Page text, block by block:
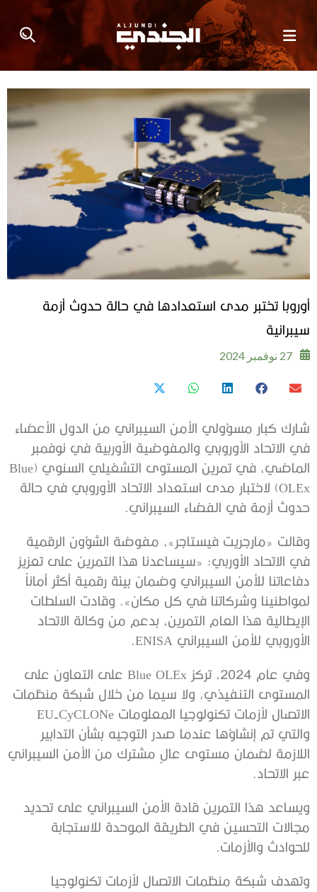
أوروبا تختبر مدى استعدادها في حالة حدوث أزمة
سيبرانية
27 نوفمبر 2024
شارك كبار مسؤولي الأمن السيبراني من الدول الأعضاء
في الاتحاد الأوروبي والمفوضية الأوربية في نوفمبر
الماضي، في تمرين المستوى التشغيلي السنوي (Blue
OLEx) لاختبار مدى استعداد الاتحاد الأوروبي في حالة
حدوث أزمة في الفضاء السيبراني.
وقالت «مارجريت فيستاجر»، مفوضة الشؤون الرقمية
في الاتحاد الأوربي: «سيساعدنا هذا التمرين على تعزيز
دفاعاتنا للأمن السيبراني وضمان بيئة رقمية أكثر أماناً
لمواطنينا وشركاتنا في كل مكان». وقادت السلطات
الإيطالية هذا العام التمرين، بدعم من وكالة الاتحاد
الأوروبي للأمن السيبراني ENISA.
وفي عام 2024، تركز Blue OLEx على التعاون على
المستوى التنفيذي، ولا سيما من خلال شبكة منظمات
الاتصال لأزمات تكنولوجيا المعلومات EU-CyCLONe
والتي تم إنشاؤها عندما صدر التوجيه بشأن التدابير
اللازمة لضمان مستوى عالٍ مشترك من الأمن السيبراني
عبر الاتحاد.
ويساعد هذا التمرين قادة الأمن السيبراني على تحديد
مجالات التحسين في الطريقة الموحدة للاستجابة
للحوادث والأزمات.
وتهدف شبكة منظمات الاتصال لأزمات تكنولوجيا